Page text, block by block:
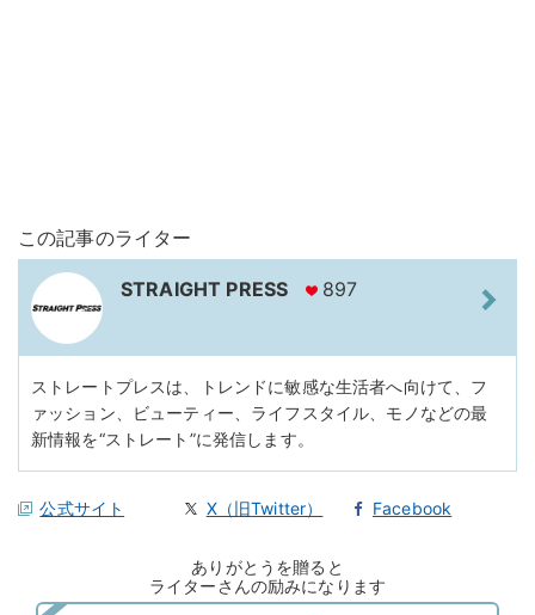
この記事のライター
STRAIGHT PRESS 897
ストレートプレスは、トレンドに敏感な生活者へ向けて、フ
ァッション、ビューティー、ライフスタイル、モノなどの最
新情報を“ストレート”に発信します。
公式サイト X（旧Twitter） Facebook
ありがとうを贈ると
ライターさんの励みになります